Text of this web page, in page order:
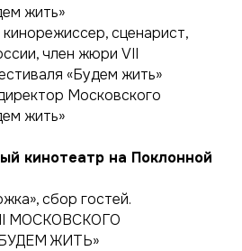
жить»
сценарист,
член жюри VII
«Будем жить»
Московского
жить»
кинотеатр на Поклонной
сбор гостей.
МОСКОВСКОГО
ЖИТЬ»